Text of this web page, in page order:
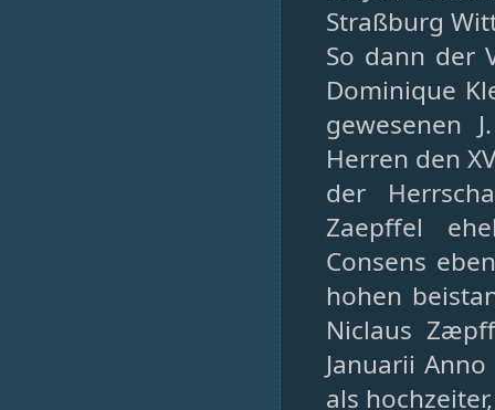
Straßburg
So dann der
Dominique
gewesenen
Herren den
der
Zaepffel
Consens
hohen
Niclaus
Januarii
als